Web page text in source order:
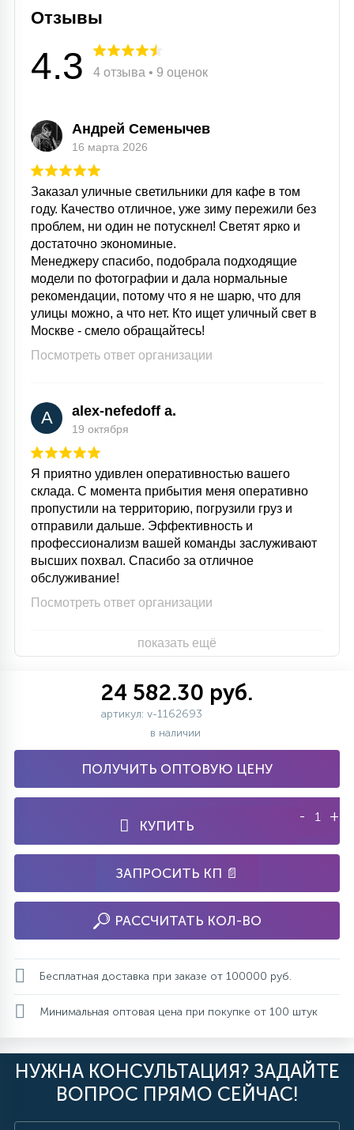
Отзывы
4.3 4 отзыва • 9 оценок
Андрей Семенычев
16 марта 2026
Заказал уличные светильники для кафе в том
году. Качество отличное, уже зиму пережили без
проблем, ни один не потускнел! Светят ярко и
достаточно экономиные.
Менеджеру спасибо, подобрала подходящие
модели по фотографии и дала нормальные
рекомендации, потому что я не шарю, что для
улицы можно, а что нет. Кто ищет уличный свет в
Москве - смело обращайтесь!
Посмотреть ответ организации
A alex-nefedoff a.
19 октября
Я приятно удивлен оперативностью вашего
склада. С момента прибытия меня оперативно
пропустили на территорию, погрузили груз и
отправили дальше. Эффективность и
профессионализм вашей команды заслуживают
высших похвал. Спасибо за отличное
обслуживание!
Посмотреть ответ организации
показать ещё
24 582.30 руб.
артикул: v-1162693
в наличии
ПОЛУЧИТЬ ОПТОВУЮ ЦЕНУ
КУПИТЬ
- +
ЗАПРОСИТЬ КП 📄
РАССЧИТАТЬ КОЛ-ВО
Бесплатная доставка при заказе от 100000 руб.
Минимальная оптовая цена при покупке от 100 штук
НУЖНА КОНСУЛЬТАЦИЯ? ЗАДАЙТЕ
ВОПРОС ПРЯМО СЕЙЧАС!